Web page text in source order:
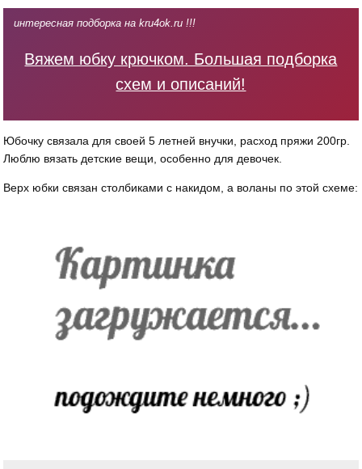
интересная подборка на kru4ok.ru !!!
Вяжем юбку крючком. Большая подборка
схем и описаний!
Юбочку связала для своей 5 летней внучки, расход пряжи 200гр.
Люблю вязать детские вещи, особенно для девочек.
Верх юбки связан столбиками с накидом, а воланы по этой схеме: